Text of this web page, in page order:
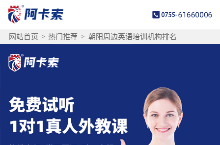
网站首页 > 热门推荐 > 朝阳周边英语培训机构排名